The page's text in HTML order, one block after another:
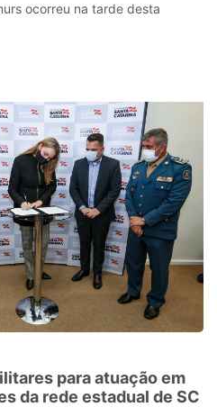
ocorreu na tarde desta
para atuação em
da rede estadual de SC